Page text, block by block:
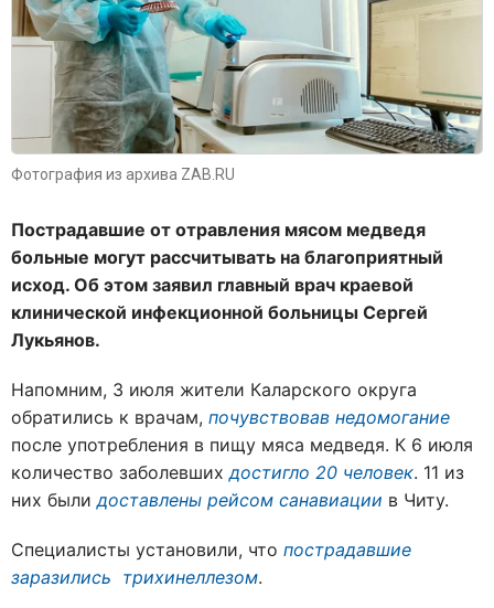
Фотография из архива ZAB.RU
Пострадавшие от отравления мясом медведя
больные могут рассчитывать на благоприятный
исход. Об этом заявил главный врач краевой
клинической инфекционной больницы Сергей
Лукьянов.
Напомним, 3 июля жители Каларского округа
обратились к врачам, почувствовав недомогание
после употребления в пищу мяса медведя. К 6 июля
количество заболевших достигло 20 человек. 11 из
них были доставлены рейсом санавиации в Читу.
Специалисты установили, что пострадавшие
заразились трихинеллезом.